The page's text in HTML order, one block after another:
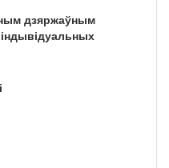
дзяржаўным